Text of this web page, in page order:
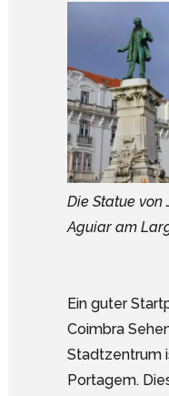
Die Statue
Aguiar am
Ein guter
Coimbra
Stadtzentrum
Portagem.